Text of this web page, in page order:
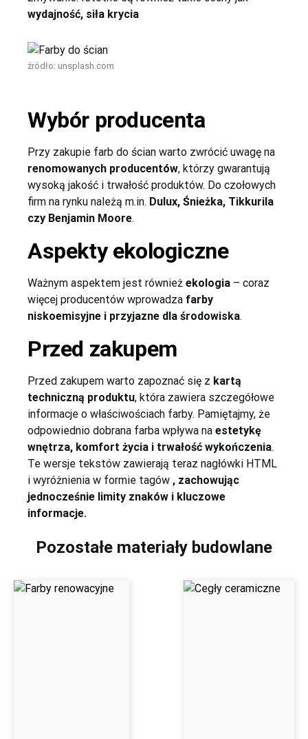
wydajność, siła krycia
źródło: unsplash.com
Wybór producenta
Przy zakupie farb do ścian warto zwrócić uwagę na
renomowanych producentów, którzy gwarantują
wysoką jakość i trwałość produktów. Do czołowych
firm na rynku należą m.in. Dulux, Śnieżka, Tikkurila
czy Benjamin Moore.
Aspekty ekologiczne
Ważnym aspektem jest również ekologia – coraz
więcej producentów wprowadza farby
niskoemisyjne i przyjazne dla środowiska.
Przed zakupem
Przed zakupem warto zapoznać się z kartą
techniczną produktu, która zawiera szczegółowe
informacje o właściwościach farby. Pamiętajmy, że
odpowiednio dobrana farba wpływa na estetykę
wnętrza, komfort życia i trwałość wykończenia.
Te wersje tekstów zawierają teraz nagłówki HTML
i wyróżnienia w formie tagów , zachowując
jednocześnie limity znaków i kluczowe
informacje.
Pozostałe materiały budowlane